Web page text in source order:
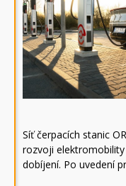
Síť čerpacích stanic
rozvoji
dobíjení. Po uvedení